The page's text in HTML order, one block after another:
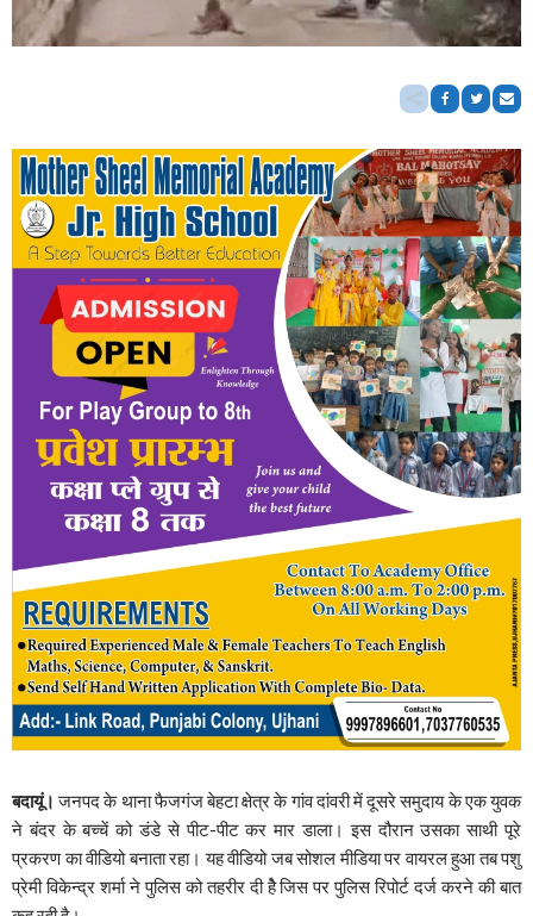
बदायूं। जनपद के थाना फैजगंज बेहटा क्षेत्र के गांव दांवरी में दूसरे समुदाय के एक युवक
ने बंदर के बच्चें को डंडे से पीट-पीट कर मार डाला। इस दौरान उसका साथी पूरे
प्रकरण का वीडियो बनाता रहा। यह वीडियो जब सोशल मीडिया पर वायरल हुआ तब पशु
प्रेमी विकेन्द्र शर्मा ने पुलिस को तहरीर दी हैे जिस पर पुलिस रिपोर्ट दर्ज करने की बात